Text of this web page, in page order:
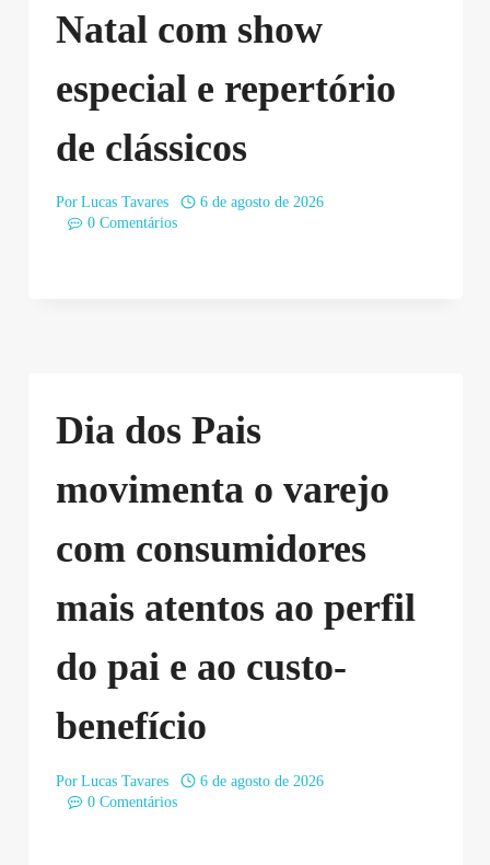
Natal com show
especial e repertório
de clássicos
Por Lucas Tavares
6 de agosto de 2026
0 Comentários
Dia dos Pais
movimenta o varejo
com consumidores
mais atentos ao perfil
do pai e ao custo-
benefício
Por Lucas Tavares
6 de agosto de 2026
0 Comentários